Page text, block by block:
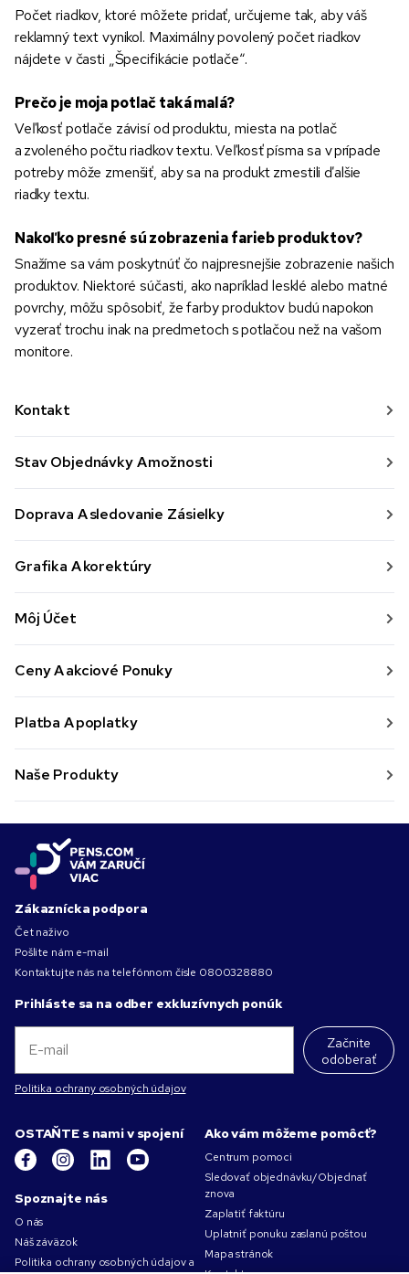
Kontakt
Stav Objednávky A možnosti
Doprava A sledovanie Zásielky
Grafika A korektúry
Môj Účet
Ceny A akciové Ponuky
Platba A poplatky
Naše Produkty
Počet riadkov, ktoré môžete pridať, určujeme tak, aby váš
reklamný text vynikol. Maximálny povolený počet riadkov
nájdete v časti „Špecifikácie potlače“.
Prečo je moja potlač taká malá?
Veľkosť potlače závisí od produktu, miesta na potlač
a zvoleného počtu riadkov textu. Veľkosť písma sa v prípade
potreby môže zmenšiť, aby sa na produkt zmestili ďalšie
riadky textu.
Nakoľko presné sú zobrazenia farieb produktov?
Snažíme sa vám poskytnúť čo najpresnejšie zobrazenie našich
produktov. Niektoré súčasti, ako napríklad lesklé alebo matné
povrchy, môžu spôsobiť, že farby produktov budú napokon
vyzerať trochu inak na predmetoch s potlačou než na vašom
monitore.
Zákaznícka podpora
Čet naživo
Pošlite nám e-mail
Kontaktujte nás na telefónnom čísle 0800328880
Prihláste sa na odber exkluzívnych ponúk
Začnite
odoberať
Politika ochrany osobných údajov
OSTAŇTE s nami v spojení
Spoznajte nás
O nás
Náš záväzok
Politika ochrany osobných údajov a
Ako vám môžeme pomôcť?
Centrum pomoci
Sledovať objednávku/Objednať
znova
Zaplatiť faktúru
Uplatniť ponuku zaslanú poštou
Mapa stránok